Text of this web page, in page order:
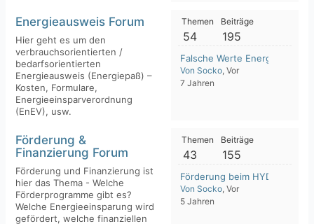
Energieausweis Forum
Hier geht es um den
verbrauchsorientierten /
bedarfsorientierten
Energieausweis (Energiepaß) –
Kosten, Formulare,
Energieeinsparverordnung
(EnEV), usw.
Themen
54
Beiträge
195
Falsche Werte
Von Socko, Vor
7 Jahren
Förderung &
Finanzierung Forum
Förderung und Finanzierung ist
hier das Thema - Welche
Förderprogramme gibt es?
Welche Energieeinsparung wird
gefördert, welche finanziellen
Themen
43
Beiträge
155
Förderung beim
Von Socko, Vor
5 Jahren